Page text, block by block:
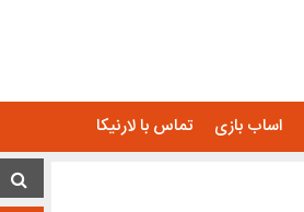
اساب بازی تماس با لارنیکا